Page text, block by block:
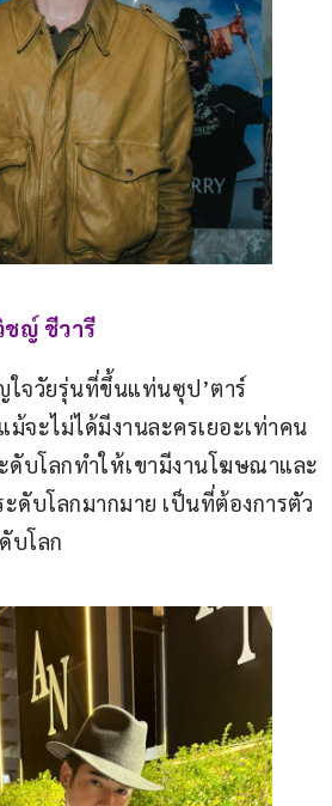
ชญ์ ชีวารี
จวัยรุ่นที่ขึ้นแท่นซุป’ตาร์
ม้จะไม่ได้มีงานละครเยอะเท่าคน
บโลกทำให้เขามีงานโฆษณาและ
ดับโลกมากมาย เป็นที่ต้องการตัว
บโลก